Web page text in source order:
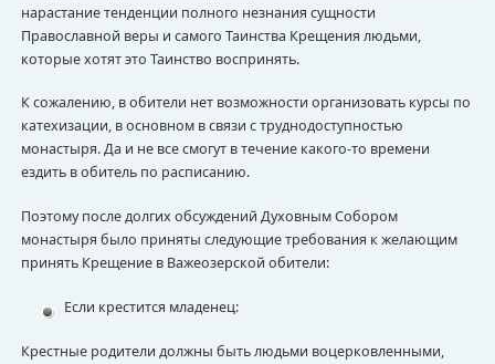
нарастание тенденции полного незнания сущности
Православной веры и самого Таинства Крещения людьми,
которые хотят это Таинство воспринять.
К сожалению, в обители нет возможности организовать курсы по
катехизации, в основном в связи с труднодоступностью
монастыря. Да и не все смогут в течение какого-то времени
ездить в обитель по расписанию.
Поэтому после долгих обсуждений Духовным Собором
монастыря было приняты следующие требования к желающим
принять Крещение в Важеозерской обители:
Если крестится младенец:
Крестные родители должны быть людьми воцерковленными,